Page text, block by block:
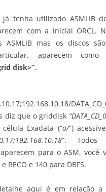
já tenha utilizado ASMLIB
com a inicial ORCL.
ASMLIB mas os discos
aparecem
disk>”.
diz que o griddisk
Exadata (“o/”)
”.
para o ASM, você
RECO e 140 para DBFS.
aqui é em relação a